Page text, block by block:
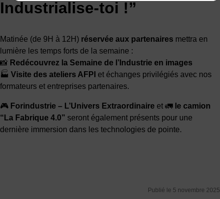
Industrialise-toi !”
Matinée (de 9H à 12H) réservée aux partenaires mettra en
lumière les temps forts de la semaine :
📸 Redécouvrez la Semaine de l’Industrie en images
🏭 Visite des ateliers AFPI et échanges privilégiés avec nos
formateurs et entreprises partenaires.
🎮 Forindustrie – L’Univers Extraordinaire et 🚛 le camion
“La Fabrique 4.0” seront également présents pour une
dernière immersion dans les technologies de pointe.
Publié le 5 novembre 2025